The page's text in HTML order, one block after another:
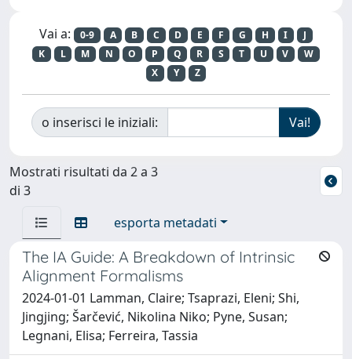
Vai a: 0-9 A B C D E F G H I
J
K
L M N O P Q R S T U V
W
X
Y Z
o inserisci le iniziali:
Mostrati risultati da 2 a 3
di 3
esporta metadati
The IA Guide: A Breakdown of Intrinsic
Alignment Formalisms
2024-01-01 Lamman, Claire; Tsaprazi, Eleni; Shi,
Jingjing; Šarčević, Nikolina Niko; Pyne, Susan;
Legnani, Elisa; Ferreira, Tassia